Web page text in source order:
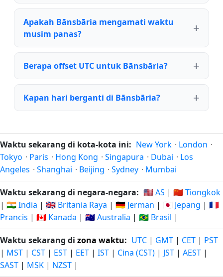
Apakah Bānsbāria mengamati waktu
musim panas?
Berapa offset UTC untuk Bānsbāria?
Kapan hari berganti di Bānsbāria?
Waktu sekarang di kota-kota ini: New York · London ·
Tokyo · Paris · Hong Kong · Singapura · Dubai · Los
Angeles · Shanghai · Beijing · Sydney · Mumbai
Waktu sekarang di negara-negara: 🇺🇸 AS | 🇨🇳 Tiongkok
| 🇮🇳 India | 🇬🇧 Britania Raya | 🇩🇪 Jerman | 🇯🇵 Jepang | 🇫🇷
Prancis | 🇨🇦 Kanada | 🇦🇺 Australia | 🇧🇷 Brasil |
Waktu sekarang di zona waktu: UTC | GMT | CET | PST
| MST | CST | EST | EET | IST | Cina (CST) | JST | AEST |
SAST | MSK | NZST |